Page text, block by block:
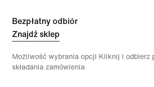
Bezpłatny odbiór
Znajdź sklep
Możliwość wybrania opcji Kliknij i odbierz
składania zamówienia